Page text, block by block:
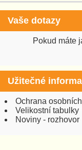
Vaše dotazy
Pokud máte
Užitečné
Ochrana
Velikostní tabulky
Noviny - rozhovor